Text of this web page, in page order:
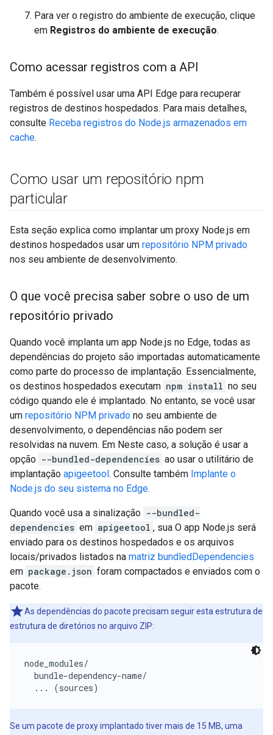
Para ver o registro do ambiente de execução, clique
em Registros do ambiente de execução.
Como acessar registros com a API
Também é possível usar uma API Edge para recuperar
registros de destinos hospedados. Para mais detalhes,
consulte Receba registros do Node.js armazenados em
cache.
Como usar um repositório npm
particular
Esta seção explica como implantar um proxy Node.js em
destinos hospedados usar um repositório NPM privado
nos seu ambiente de desenvolvimento.
O que você precisa saber sobre o uso de um
repositório privado
Quando você implanta um app Node.js no Edge, todas as
dependências do projeto são importadas automaticamente
como parte do processo de implantação. Essencialmente,
os destinos hospedados executam npm install no seu
código quando ele é implantado. No entanto, se você usar
um repositório NPM privado no seu ambiente de
desenvolvimento, o dependências não podem ser
resolvidas na nuvem. Em Neste caso, a solução é usar a
opção --bundled-dependencies ao usar o utilitário de
implantação apigeetool. Consulte também Implante o
Node.js do seu sistema no Edge.
Quando você usa a sinalização --bundled-
dependencies em apigeetool , sua O app Node.js será
enviado para os destinos hospedados e os arquivos
locais/privados listados na matriz bundledDependencies
em package.json foram compactados e enviados com o
pacote.
As dependências do pacote precisam seguir esta estrutura de
estrutura de diretórios no arquivo ZIP:
node_modules/
  bundle-dependency-name/
Se um pacote de proxy implantado tiver mais de 15 MB, uma